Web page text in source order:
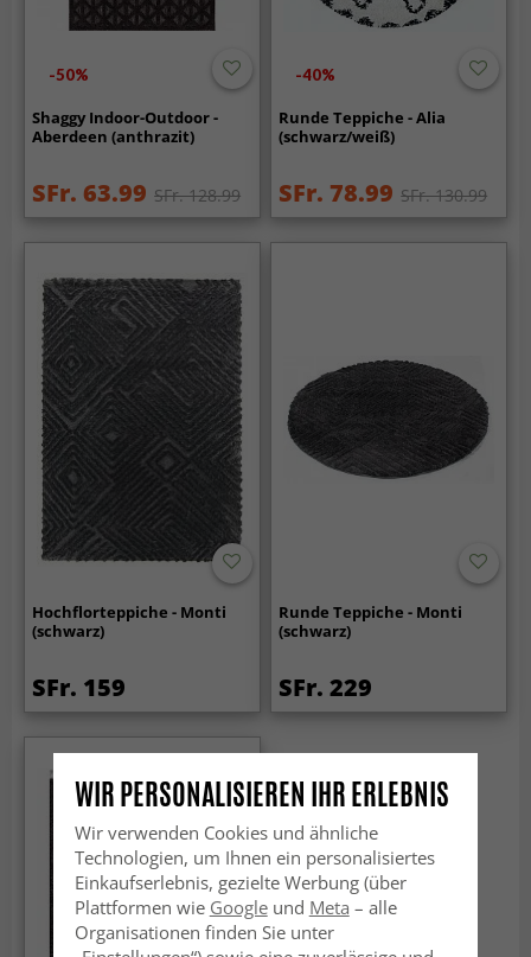
-50%
Shaggy Indoor-Outdoor -
Aberdeen (anthrazit)
SFr. 63.99 SFr. 128.99
-40%
Runde Teppiche - Alia
(schwarz/weiß)
SFr. 78.99 SFr. 130.99
Hochflorteppiche - Monti
(schwarz)
SFr. 159
Runde Teppiche - Monti
(schwarz)
SFr. 229
WIR PERSONALISIEREN IHR ERLEBNIS
Wir verwenden Cookies und ähnliche
Technologien, um Ihnen ein personalisiertes
Einkaufserlebnis, gezielte Werbung (über
Plattformen wie Googleund Meta – alle
Organisationen finden Sie unter